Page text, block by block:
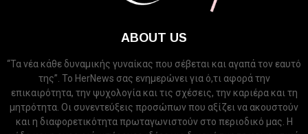
ABOUT US
“Τα νέα κάθε δυναμικής γυναίκας που σέβεται και αγαπά τον εαυτό
της”. Το HerNews σας ενημερώνει για ό,τι αφορά την
επικαιρότητα, την ψυχολογία και τις σχέσεις, την καριέρα και τη
μητρότητα. Οι συνεντεύξεις προσώπων που αξίζει να ακουστούν
και η διαφορετικότητα πρωταγωνιστούν στο περιοδικό μας. Η